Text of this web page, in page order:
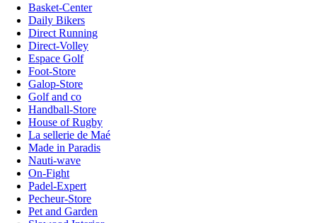
Basket-Center
Daily Bikers
Direct Running
Direct-Volley
Espace Golf
Foot-Store
Galop-Store
Golf and co
Handball-Store
House of Rugby
La sellerie de Maé
Made in Paradis
Nauti-wave
On-Fight
Padel-Expert
Pecheur-Store
Pet and Garden